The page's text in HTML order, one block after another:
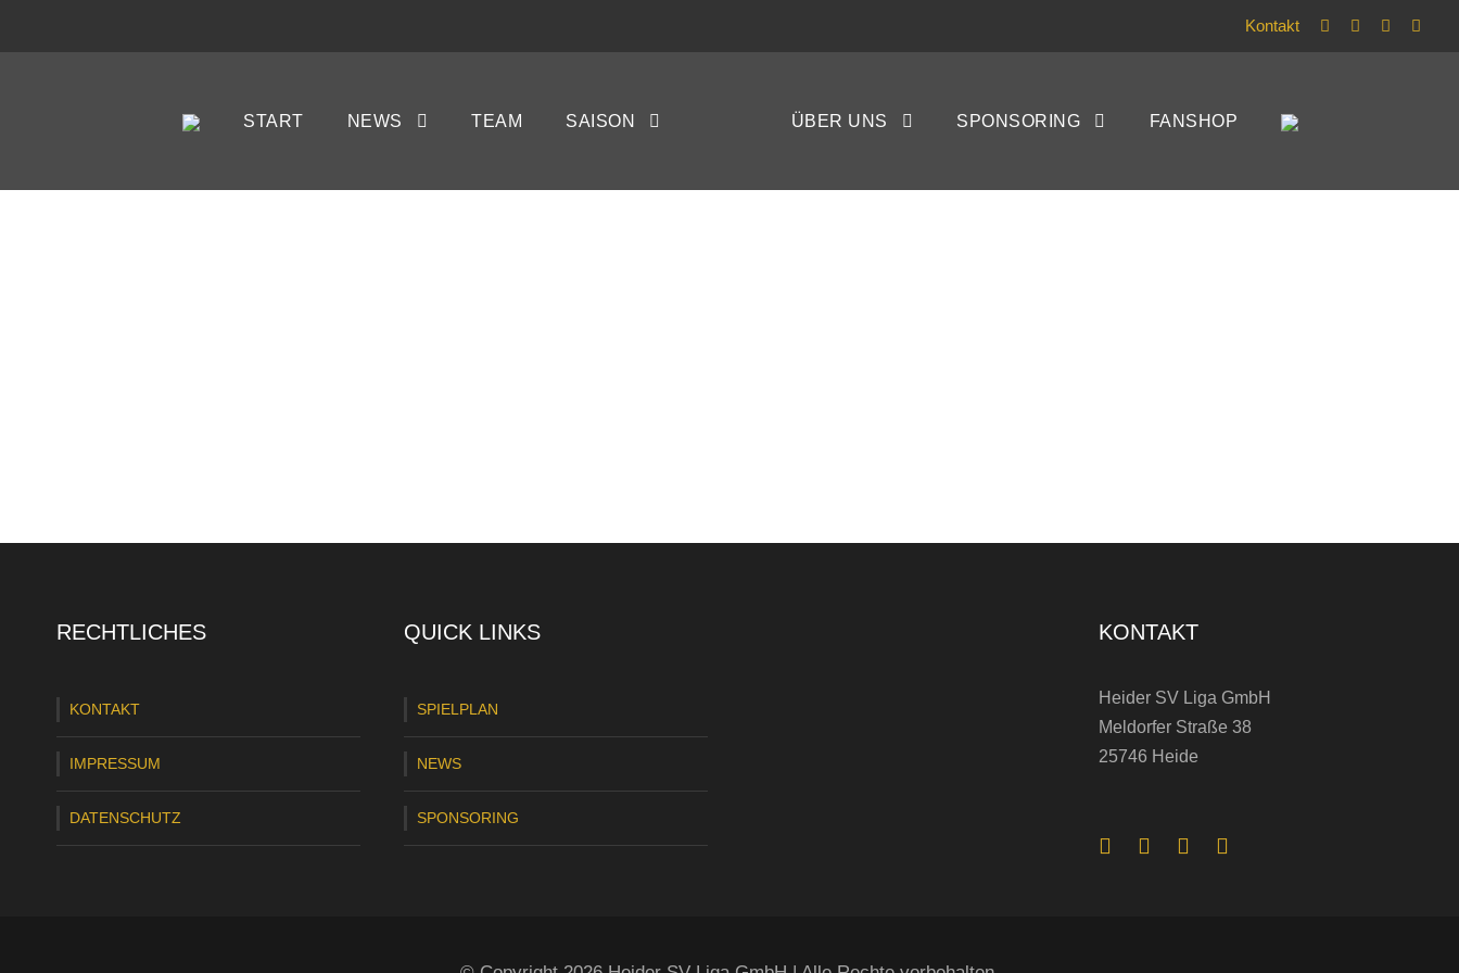
Kontakt
START NEWS TEAM SAISON ÜBER UNS SPONSORING FANSHOP
SC WEICHE FLENSBURG 08 II
RECHTLICHES
KONTAKT
IMPRESSUM
DATENSCHUTZ
QUICK LINKS
SPIELPLAN
NEWS
SPONSORING
KONTAKT
Heider SV Liga GmbH
Meldorfer Straße 38
25746 Heide